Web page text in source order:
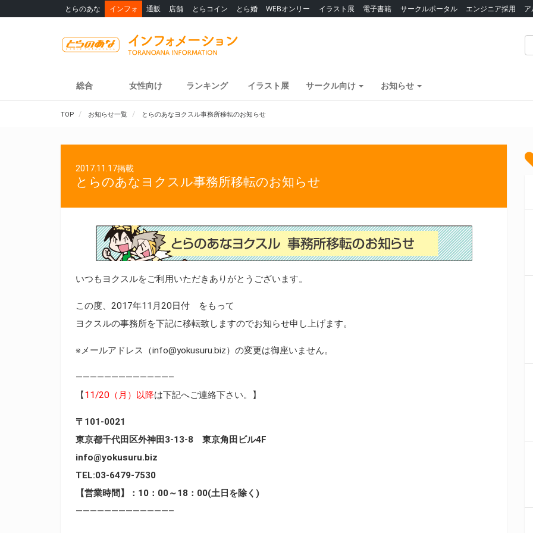
とらのあな インフォ 通販 店舗 とらコイン とら婚 WEBオンリー イラスト展 電子書籍 サークルポータル エンジニア採用
総合 女性向け ランキング イラスト展 サークル向け お知らせ
TOP お知らせ一覧 とらのあなヨクスル事務所移転のお知らせ
2017.11.17掲載
とらのあなヨクスル事務所移転のお知らせ
いつもヨクスルをご利用いただきありがとうございます。
この度、2017年11月20日付 をもって
ヨクスルの事務所を下記に移転致しますのでお知らせ申し上げます。
※メールアドレス（info@yokusuru.biz）の変更は御座いません。
—————————————–
【11/20（月）以降は下記へご連絡下さい。】
〒101-0021
東京都千代田区外神田3-13-8 東京角田ビル4F
info@yokusuru.biz
TEL:03-6479-7530
【営業時間】：10：00～18：00(土日を除く)
—————————————–